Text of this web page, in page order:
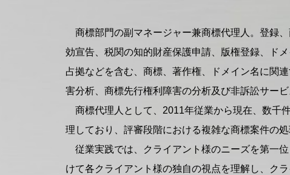
商標部門の副マネージャー兼商標代理人。登録
効宣告、税関の知的財産保護申請、版権登録、ド
占拠などを含む、商標、著作権、ドメイン名に関
害分析、商標先行権利障害の分析及び非訴訟サービ
商標代理人として、2011年従業から現在、数千
理しており、評審段階における複雑な商標案件の処
従業実践では、クライアント様のニーズを第一
けて各クライアント様の独自の視点を理解し、ク